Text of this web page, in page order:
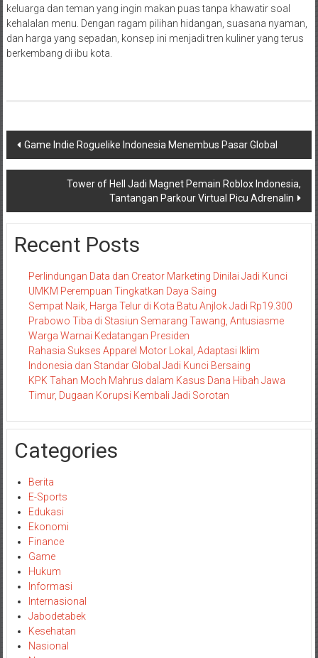
keluarga dan teman yang ingin makan puas tanpa khawatir soal
kehalalan menu. Dengan ragam pilihan hidangan, suasana nyaman,
dan harga yang sepadan, konsep ini menjadi tren kuliner yang terus
berkembang di ibu kota.
Navigasi
pos
Game Indie Roguelike Indonesia Menembus Pasar Global
Tower of Hell Jadi Magnet Pemain Roblox Indonesia,
Tantangan Parkour Virtual Picu Adrenalin
Recent Posts
Perlindungan Data dan Creator Marketing Dinilai Jadi Kunci
UMKM Perempuan Tingkatkan Daya Saing
Sempat Naik, Harga Telur di Kota Batu Anjlok Jadi Rp19.300
Prabowo Tiba di Stasiun Semarang Tawang, Antusiasme
Warga Warnai Kedatangan Presiden
Rahasia Sukses Apparel Motor Lokal, Adaptasi Iklim
Indonesia dan Standar Global Jadi Kunci Bersaing
KPK Tahan Moch Mahrus dalam Kasus Dana Hibah Jawa
Timur, Dugaan Korupsi Kembali Jadi Sorotan
Categories
Berita
E-Sports
Edukasi
Ekonomi
Finance
Game
Hukum
Informasi
Internasional
Jabodetabek
Kesehatan
Nasional